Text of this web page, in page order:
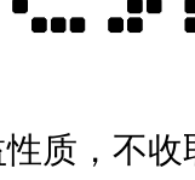
质，不收